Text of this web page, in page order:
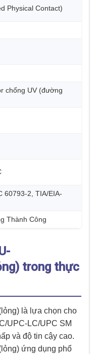
Physical Contact)
chống UV (đường
60793-2, TIA/EIA-
Thành Công
trong thực
là lựa chọn cho
UPC-LC/UPC SM
và độ tin cậy cao.
ứng dụng phổ